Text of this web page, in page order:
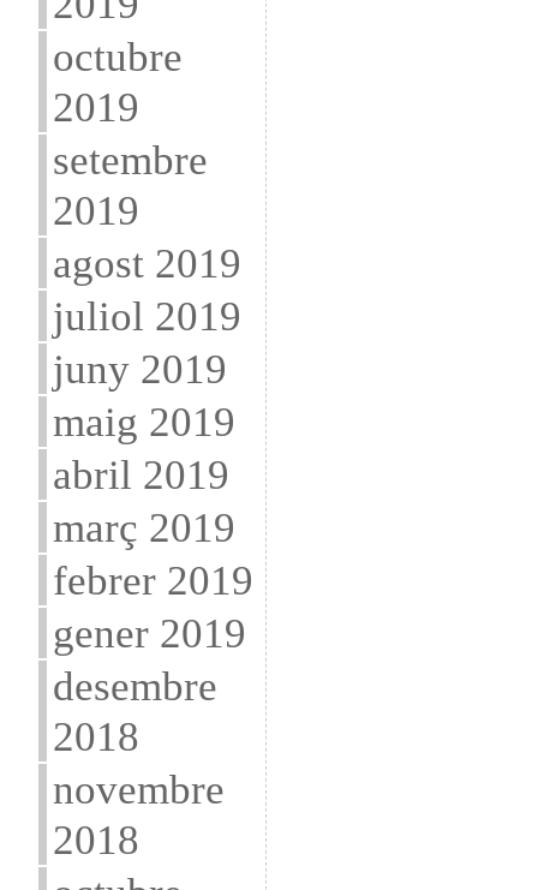
octubre
2019
setembre
2019
agost 2019
juliol 2019
juny 2019
maig 2019
abril 2019
març 2019
febrer 2019
gener 2019
desembre
2018
novembre
2018